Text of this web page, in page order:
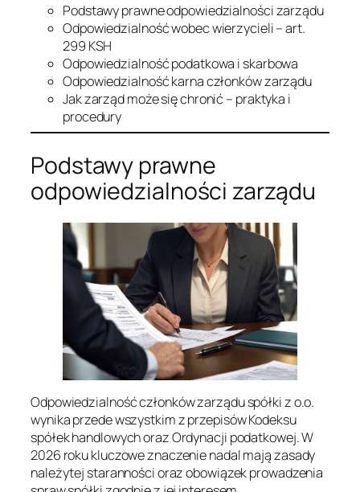
Podstawy prawne odpowiedzialności zarządu
Odpowiedzialność wobec wierzycieli – art.
299 KSH
Odpowiedzialność podatkowa i skarbowa
Odpowiedzialność karna członków zarządu
Jak zarząd może się chronić – praktyka i
procedury
Podstawy prawne
odpowiedzialności zarządu
Odpowiedzialność członków zarządu spółki z o.o.
wynika przede wszystkim z przepisów Kodeksu
spółek handlowych oraz Ordynacji podatkowej. W
2026 roku kluczowe znaczenie nadal mają zasady
należytej staranności oraz obowiązek prowadzenia